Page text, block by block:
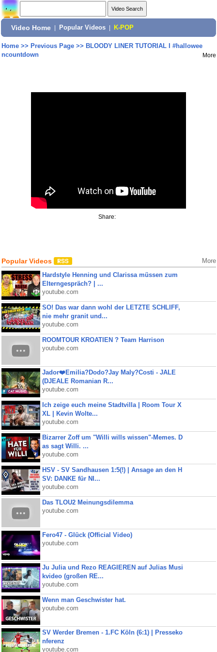
Video Home Popular Videos K-POP
Home>> Previous Page>> BLOODY LINER TUTORIAL I #hallowee
ncountdown
More
Share:
Popular Videos More
Hardstyle Henning und Clarissa müssen zum
Elterngespräch? | ...
youtube.com
SO! Das war dann wohl der LETZTE SCHLIFF,
nie mehr granit und...
youtube.com
ROOMTOUR KROATIEN ? Team Harrison
youtube.com
Jador❤️Emilia?Dodo?Jay Maly?Costi - JALE
(DJEALE Romanian R...
youtube.com
Ich zeige euch meine Stadtvilla | Room Tour X
XL | Kevin Wolte...
youtube.com
Bizarrer Zoff um "Willi wills wissen"-Memes. D
as sagt Willi. ...
youtube.com
HSV - SV Sandhausen 1:5(!) | Ansage an den H
SV: DANKE für NI...
youtube.com
Das TLOU2 Meinungsdilemma
youtube.com
Fero47 - Glück (Official Video)
youtube.com
Ju Julia und Rezo REAGIEREN auf Julias Musi
kvideo (großen RE...
youtube.com
Wenn man Geschwister hat.
youtube.com
SV Werder Bremen - 1.FC Köln (6:1) | Presseko
nferenz
youtube.com